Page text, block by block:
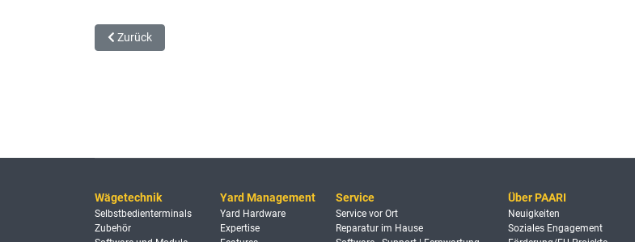
Vorheriger Beitrag: MELA 2009 - PAARI® ist dabei
Zurück
Wägetechnik
Selbstbedienterminals
Zubehör
Yard Management
Yard Hardware
Expertise
Service
Service vor Ort
Reparatur im Hause
Über PAARI
Neuigkeiten
Soziales Engagement